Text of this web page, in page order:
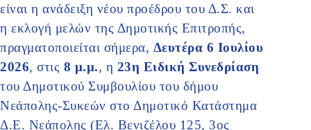
είναι η ανάδειξη νέου προέδρου του Δ.Σ. και
η εκλογή μελών της Δημοτικής Επιτροπής,
πραγματοποιείται σήμερα, Δευτέρα 6 Ιουλίου
2026, στις 8 μ.μ., η 23η Ειδική Συνεδρίαση
του Δημοτικού Συμβουλίου του δήμου
Νεάπολης-Συκεών στο Δημοτικό Κατάστημα
Δ.Ε. Νεάπολης (Ελ. Βενιζέλου 125, 3ος